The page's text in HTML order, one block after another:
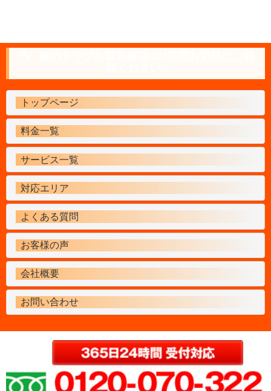
トップページ
料金一覧
サービス一覧
対応エリア
よくある質問
お客様の声
会社概要
お問い合わせ